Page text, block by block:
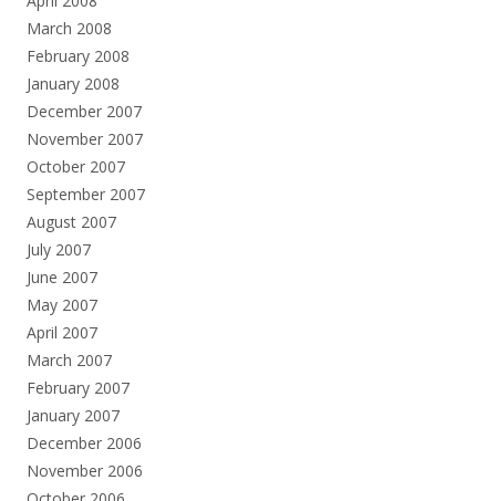
March 2008
February 2008
January 2008
December 2007
November 2007
October 2007
September 2007
August 2007
July 2007
June 2007
May 2007
April 2007
March 2007
February 2007
January 2007
December 2006
November 2006